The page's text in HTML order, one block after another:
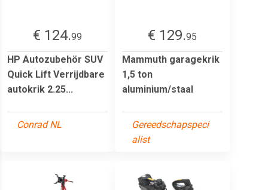
€ 124.99
HP Autozubehör SUV
Quick Lift Verrijdbare
autokrik 2.25...
Conrad NL
€ 129.95
Mammuth garagekrik
1,5 ton
aluminium/staal
Gereedschapspeci
alist